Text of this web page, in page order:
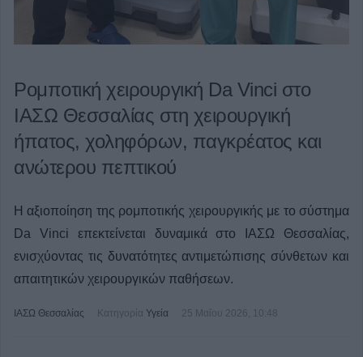
Ρομποτική χειρουργική Da Vinci στο
ΙΑΣΩ Θεσσαλίας στη χειρουργική
ήπατος, χοληφόρων, παγκρέατος και
ανώτερου πεπτικού
Η αξιοποίηση της ρομποτικής χειρουργικής με το σύστημα
Da Vinci επεκτείνεται δυναμικά στο ΙΑΣΩ Θεσσαλίας,
ενισχύοντας τις δυνατότητες αντιμετώπισης σύνθετων και
απαιτητικών χειρουργικών παθήσεων.
ΙΑΣΩ Θεσσαλίας Κατηγορία Υγεία 25 Μαΐου 2026, 10:48